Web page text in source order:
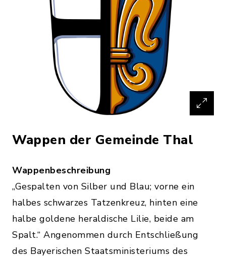
Wappen der Gemeinde Thal
Wappenbeschreibung
„Gespalten von Silber und Blau; vorne ein
halbes schwarzes Tatzenkreuz, hinten eine
halbe goldene heraldische Lilie, beide am
Spalt.“ Angenommen durch Entschließung
des Bayerischen Staatsministeriums des